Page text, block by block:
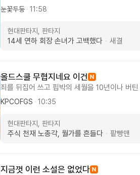
하면 제목보고 스킵하려는 30대 이후 아저씨,
서 들어가 보았더니, 다작중이시네요. ㅎㅎ 작
는 것을 그럴싸하고 고개를 끄덕이게 하는 내
아라 하는 저에게 상태창 남발에 말도 안되는
대 중반? 10년만을 회귀하는게 신선했고 직장
여주와 남주 캐릭터와 분명한 성격을 매끄럽게
내용과 조직문화에서 좀 미스매칭되는 것 같
갈지는 지켜봐야 할것 같아요. 영포티, 직장인
눈꽃두둥 · 11:58
현대판타지, 판타지
14세 연하 회장 손녀가 고백했다 · 새결
올드스쿨 무협지네요 이건
죄를 뒤집어 쓰고 핍박의 세월을 10년이나 버
악관에서 전화오고 그런 주식 소설은 아닙니
야기로 풀어가는 타입이네요. 그런거 복잡하
허드렛일 종자로 부립니다. 동기와 아랫배분
년간 쌓은 내공을 아낌없이 펼칩니다. 그의 신
KPCOFGS · 10:35
현대판타지, 판타지
주식 천재 노총각, 월가를 흔들다 · 팥빵맨
지금껏 이런 소설은 없었다